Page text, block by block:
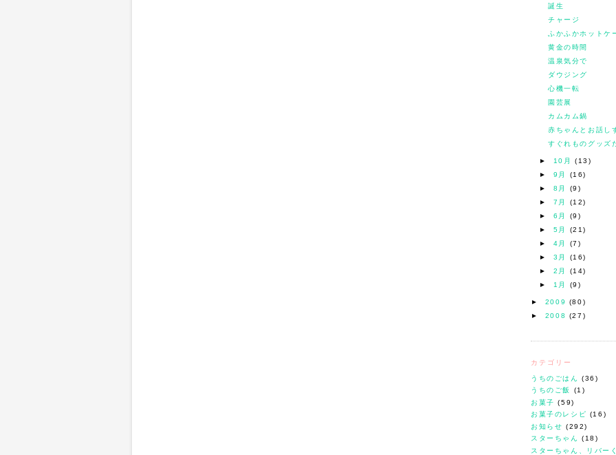
誕生
チャージ
ふかふかホットケ
黄金の時間
温泉気分で
ダウジング
心機一転
園芸展
カムカム鍋
赤ちゃんとお話し
すぐれものグッズ
► 10月(13)
► 9月 (16)
► 8月 (9)
► 7月 (12)
► 6月 (9)
► 5月 (21)
► 4月 (7)
► 3月 (16)
► 2月 (14)
►
1月 (9)
► 2009 (80)
► 2008 (27)
カテゴリー
うちのごはん
(36)
うちのご飯
(1)
お菓子 (59)
お菓子のレシピ (16)
お知らせ (292)
スターちゃん
(18)
スターちゃん、リバー